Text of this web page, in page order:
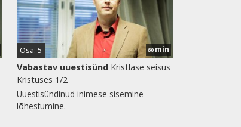
60 min
Osa: 5
Vabastav uuestisünd Kristlase seisus
Kristuses 1/2
Uuestisündinud inimese sisemine
lõhestumine.